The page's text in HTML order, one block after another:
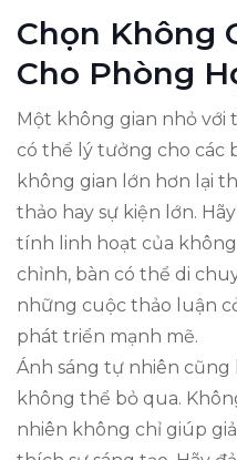
Chọn Không
Cho Phòng
Một không gian nhỏ với
có thể lý tưởng cho các
không gian lớn hơn lại
thảo hay sự kiện lớn.
tính linh hoạt của
chỉnh, bàn có thể di
những cuộc thảo luận
phát triển mạnh mẽ.
Ánh sáng tự nhiên
không thể bỏ qua.
nhiên không chỉ giúp